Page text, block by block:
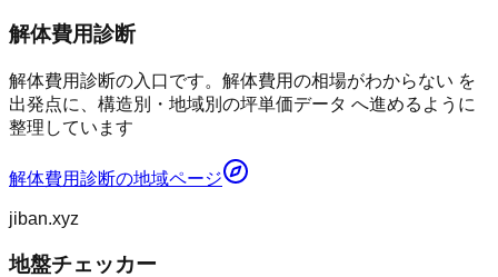
解体費用診断
解体費用診断の入口です。解体費用の相場がわからない を
出発点に、構造別・地域別の坪単価データ へ進めるように
整理しています
解体費用診断の地域ページ
jiban.xyz
地盤チェッカー